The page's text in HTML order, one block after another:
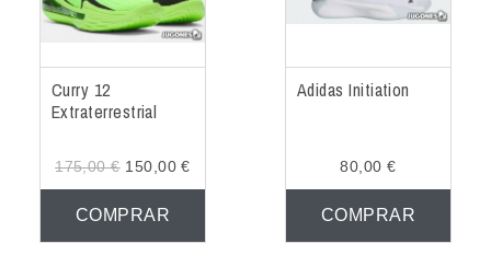
Curry 12
Extraterrestrial
175,00 €150,00 €
COMPRAR
Adidas Initiation
80,00 €
COMPRAR